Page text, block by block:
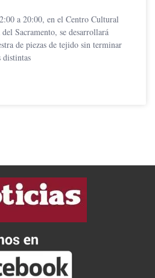
a 20:00, en el Centro Cultural
Sacramento, se desarrollará
de piezas de tejido sin terminar
distintas